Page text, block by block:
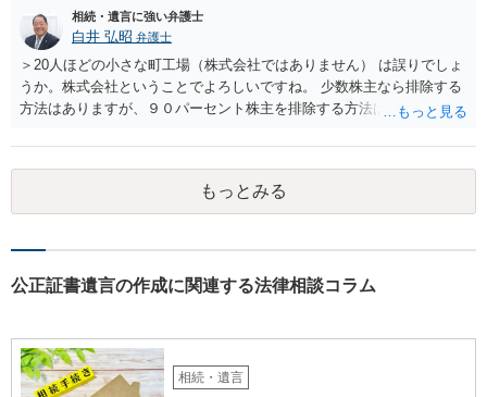
相続・遺言に強い弁護士
白井 弘昭 弁護士
＞20人ほどの小さな町工場（株式会社ではありません） は誤りでしょ
うか。株式会社ということでよろしいですね。 少数株主なら排除する
方法はありますが、９０パーセント株主を排除する方法は現実的にあ
るか、家族を説得して承継させるかしかないでしょう。 また、出資者
がいれば、全員で会社を辞めて新たな会社を立ち上げることも考えら
れます。 それか、しばらく我慢して、社長が没した後に相続人から承
継させるしかないように思えます。 私見ながらご参考まで。
もっとみる
公正証書遺言の作成に関連する法律相談コラム
相続・遺言